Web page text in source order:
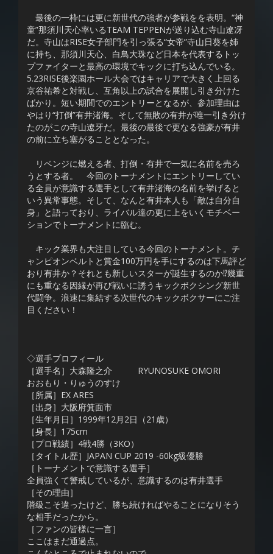
最後の一枠には更に新世代の強者が参戦をを表明。“神
童”那須川天心率いるTEAM TEPPENが送り込む寺山遼冴
だ。寺山はRISE女子部門を引っ張る“女帝”寺山日葵を姉
に持ち、那須川天心、白鳥大珠など日本を代表するトッ
プファイターと最高の環境でキックに打ち込んでいる。
5.23RISE後楽園ホール大会ではキャリアで大きく上回る
京谷祐希と対戦し、互角以上の試合を展開し引き分けた
ばかり。短い期間でのエントリーとなるが、参加理由は
やはり“打倒”有井渚海。そして無敗の有井が唯一引き分け
たのがこの寺山遼牙だ。最後の最後で更なる強豪が有井
の前に立ち塞がることとなった。
リベンジに燃える者、打倒・有井で一気に名前を売ろ
うとする者。 今回のトーナメントにエントリーしてい
る全員が意識する選手として有井渚海の名前を挙げると
いう異常事態。そして、なんと有井本人も「敵は自分自
身」と語っており、ライバル達の更に上をいくモチベー
ションでトーナメントに臨む。
キック業界も大注目している今回のトーナメント。チ
ャンピオンベルトと賞金100万円を手にするのは下馬評ど
おり有井か？それとも新しいスターが誕生するのか⁉︎幾重
にも重なる因縁が再び戦いに誘うキックボクシング新世
代闘争。浪速に集結する次世代のキックボクサーにご注
目ください！
◇選手プロフィール
［選手名］大森隆之介 RYUNOSUKE OMORI
おおもり・りゅうのすけ
［所属］EX ARES
［出身］大阪府箕面市
［生年月日］1999年12月2日（21歳）
［身長］175cm
［プロ戦績］4戦4勝（3KO）
［タイトル歴］JAPAN CUP 2019 -60kg級優勝
［トーナメントで意識する選手］
全員強くて警戒しているが、意識するのは有井選手
［その理由］
階級こそ違ったけど、勝ち続ければやることになりそう
な相手だったから。
［ファンの皆様に一言］
ここはまだ通過点。